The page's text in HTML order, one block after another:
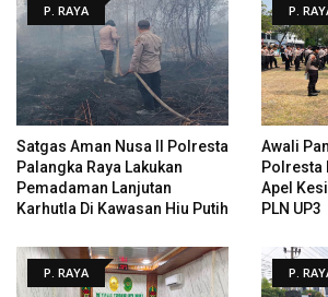
P. RAYA
Satgas Aman Nusa II Polresta
Palangka Raya Lakukan
Pemadaman Lanjutan
Karhutla Di Kawasan Hiu Putih
P.
Awali
Polresta
Apel
PLN UP3
P. RAYA P.